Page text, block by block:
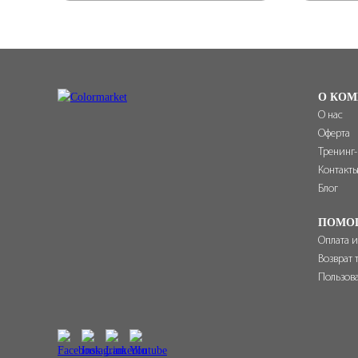
О
О нас
Оферта
Блог
Оплата
Возврат